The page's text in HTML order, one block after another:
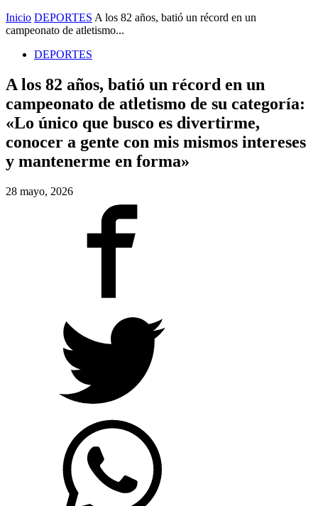
Inicio DEPORTES A los 82 años, batió un récord en un
campeonato de atletismo...
DEPORTES
A los 82 años, batió un récord en un
campeonato de atletismo de su categoría:
«Lo único que busco es divertirme,
conocer a gente con mis mismos intereses
y mantenerme en forma»
28 mayo, 2026